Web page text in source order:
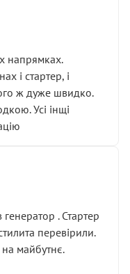
напрямках.
і стартер, і
ж дуже швидко.
Усі інщі
. Стартер
перевірили.
майбутнє.